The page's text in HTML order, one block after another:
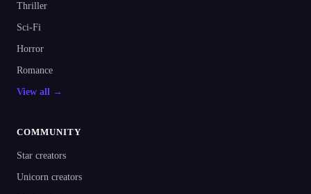
Thriller
Sci-Fi
Horror
Romance
View all →
COMMUNITY
Star creators
Unicorn creators